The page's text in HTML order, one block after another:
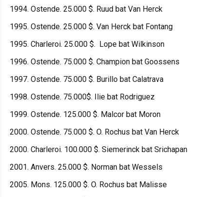
1994. Ostende. 25.000 $. Ruud bat Van Herck
1995. Ostende. 25.000 $. Van Herck bat Fontang
1995. Charleroi. 25.000 $. Lope bat Wilkinson
1996. Ostende. 75.000 $. Champion bat Goossens
1997. Ostende. 75.000 $. Burillo bat Calatrava
1998. Ostende. 75.000$. Ilie bat Rodriguez
1999. Ostende. 125.000 $. Malcor bat Moron
2000. Ostende. 75.000 $. O. Rochus bat Van Herck
2000. Charleroi. 100.000 $. Siemerinck bat Srichapan
2001. Anvers. 25.000 $. Norman bat Wessels
2005. Mons. 125.000 $. O. Rochus bat Malisse